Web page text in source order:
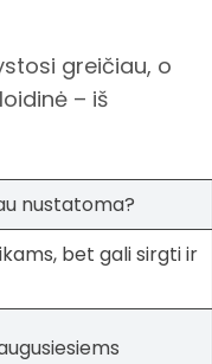
greičiau, o
– iš
nustatoma?
bet gali sirgti ir